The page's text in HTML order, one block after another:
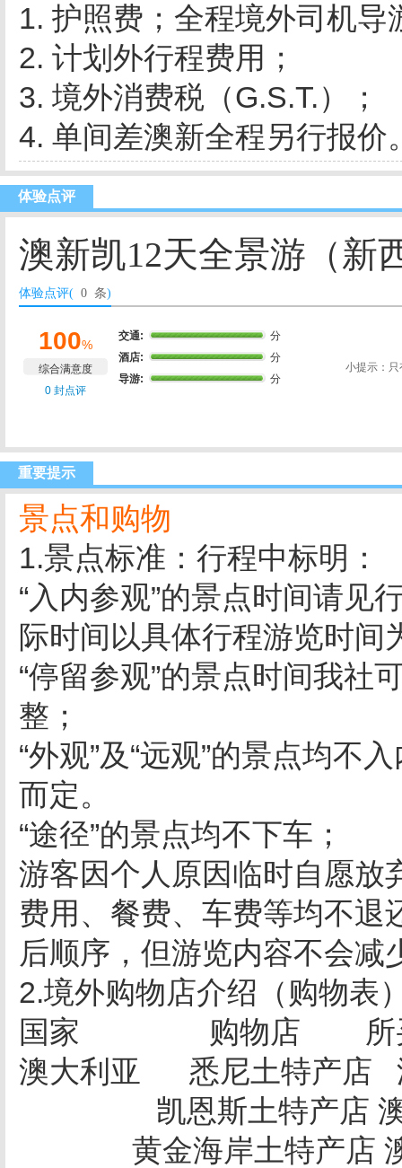
1. 护照费；全程境外司机导
2. 计划外行程费用；
3. 境外消费税（G.S.T.）；
4. 单间差澳新全程另行报价
体验点评
澳新凯12天全景游（新
体验点评( 0 条)
100%
综合满意度
0 封点评
交通:
分
酒店:
分
导游:
分
小提示：
重要提示
景点和购物
1.景点标准：行程中标明：
“入内参观”的景点时间请见
际时间以具体行程游览时间
“停留参观”的景点时间我社
整；
“外观”及“远观”的景点均不
而定。
“途径”的景点均不下车；
游客因个人原因临时自愿放
费用、餐费、车费等均不退
后顺序，但游览内容不会减
2.境外购物店介绍（购物表
国家 购物店 所买
澳大利亚 悉尼土特产
凯恩斯土特产店
黄金海岸土特产店